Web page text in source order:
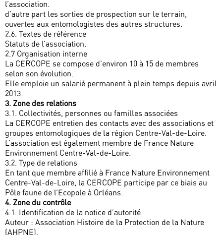
l’association.
d’autre part les sorties de prospection sur le terrain,
ouvertes aux entomologistes des autres structures.
2.6. Textes de référence
Statuts de l’association.
2.7 Organisation interne
La CERCOPE se compose d’environ 10 à 15 de membres
selon son évolution.
Elle emploie un salarié permanent à plein temps depuis avril
2013.
3. Zone des relations
3.1. Collectivités, personnes ou familles associées
La CERCOPE entretien des contacts avec des associations et
groupes entomologiques de la région Centre-Val-de-Loire.
L’association est également membre de France Nature
Environnement Centre-Val-de-Loire.
3.2. Type de relations
En tant que membre affilié à France Nature Environnement
Centre-Val-de-Loire, la CERCOPE participe par ce biais au
Pôle faune de l’Ecopole à Orléans.
4. Zone du contrôle
4.1. Identification de la notice d’autorité
Auteur : Association Histoire de la Protection de la Nature
(AHPNE).